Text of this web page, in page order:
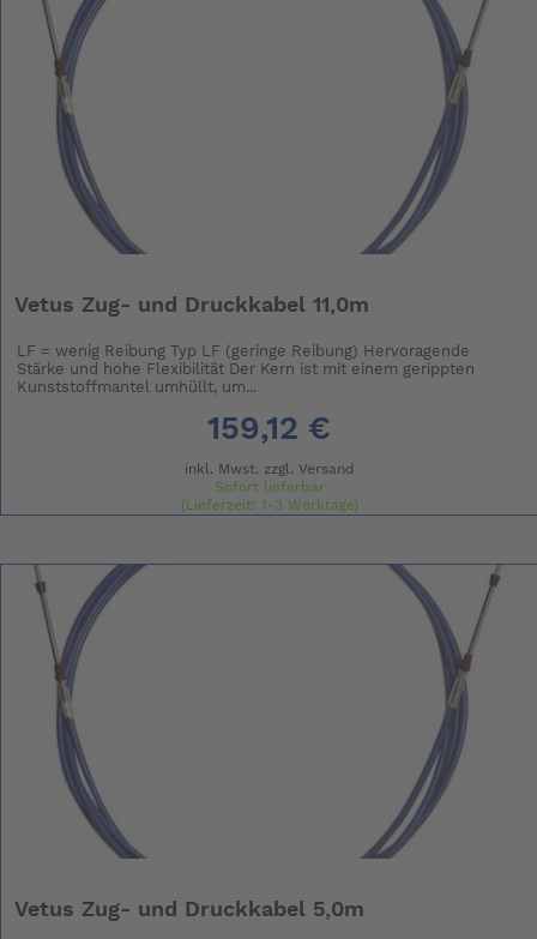
Vetus Zug- und Druckkabel 11,0m
LF = wenig Reibung Typ LF (geringe Reibung) Hervoragende
Stärke und hohe Flexibilität Der Kern ist mit einem gerippten
Kunststoffmantel umhüllt, um...
159,12 €
inkl. Mwst. zzgl. Versand
Sofort lieferbar
(Lieferzeit: 1-3 Werktage)
Vetus Zug- und Druckkabel 5,0m